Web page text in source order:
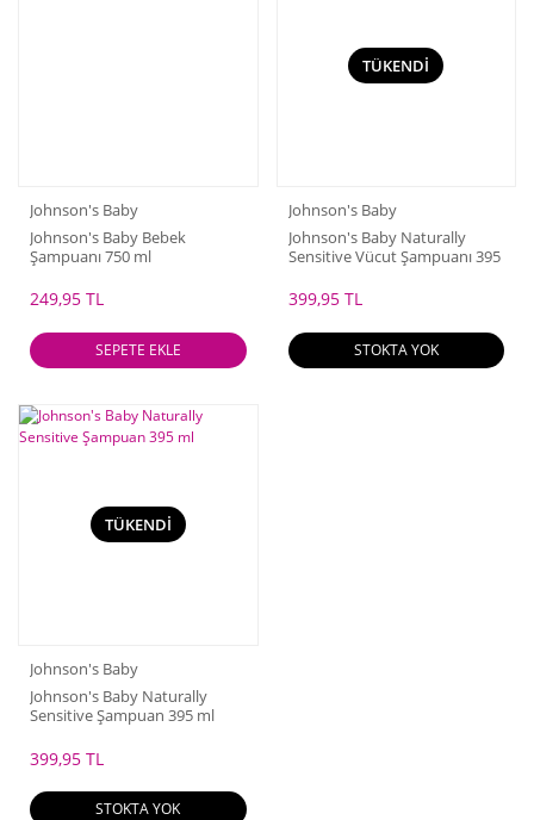
Johnson's Baby
Johnson's Baby Bebek
Şampuanı 750 ml
249,95 TL
SEPETE EKLE
TÜKENDİ
Johnson's Baby
Johnson's Baby Naturally
Sensitive Vücut Şampuanı 395
399,95 TL
STOKTA YOK
TÜKENDİ
Johnson's Baby
Johnson's Baby Naturally
Sensitive Şampuan 395 ml
399,95 TL
STOKTA YOK